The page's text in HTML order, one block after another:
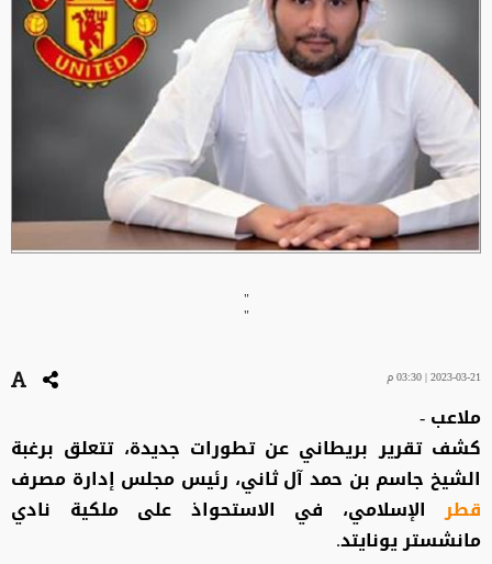
"
"
2023-03-21 | 03:30 م
ملاعب -
كشف تقرير بريطاني عن تطورات جديدة، تتعلق برغبة
الشيخ جاسم بن حمد آل ثاني، رئيس مجلس إدارة مصرف
قطر الإسلامي، في الاستحواذ على ملكية نادي
مانشستر يونايتد.